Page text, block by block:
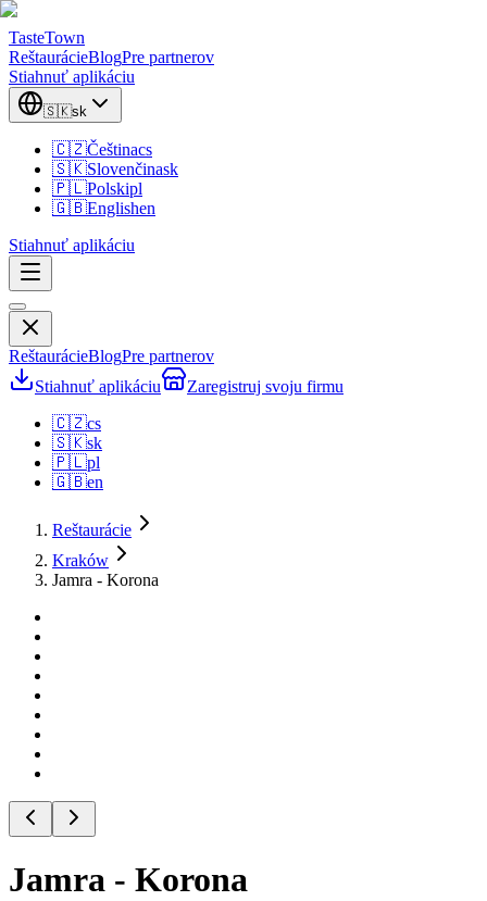
TasteTown
ReštaurácieBlogPre partnerov
Stiahnuť aplikáciu
🇸🇰sk
🇨🇿Češtinacs
🇸🇰Slovenčinask
🇵🇱Polskipl
🇬🇧Englishen
Stiahnuť aplikáciu
ReštaurácieBlogPre partnerov
Stiahnuť aplikáciu
Zaregistruj svoju firmu
🇨🇿cs
🇸🇰sk
🇵🇱pl
🇬🇧en
Reštaurácie
Kraków
Jamra - Korona
Jamra - Korona